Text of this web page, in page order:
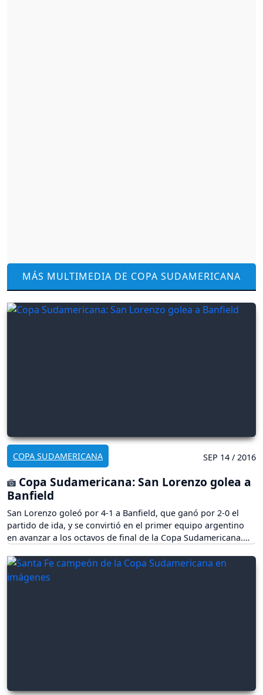
MÁS MULTIMEDIA DE COPA SUDAMERICANA
COPA SUDAMERICANA SEP 14 / 2016
Copa Sudamericana: San Lorenzo golea a
Banfield
San Lorenzo goleó por 4-1 a Banfield, que ganó por 2-0 el
partido de ida, y se convirtió en el primer equipo argentino
en avanzar a los octavos de final de la Copa Sudamericana.